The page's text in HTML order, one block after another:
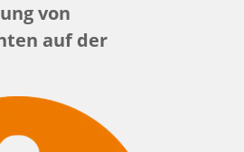
von
auf der